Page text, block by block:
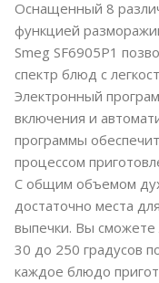
Оснащенный 8
функцией
Smeg SF6905P1
спектр блюд с
Электронный
включения и
программы
процессом
С общим объемом
достаточно места
выпечки. Вы сможете
30 до 250 градусов
каждое блюдо